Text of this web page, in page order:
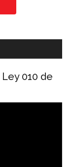
010 de